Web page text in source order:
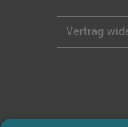
Vertrag